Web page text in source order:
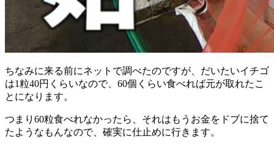
ちなみに来る前にネットで調べたのですが、だいたいイチゴ
は1粒40円くらいなので、60個くらい食べれば元が取れたこ
とになります。
つまり60粒食べれなかったら、それはもうお金をドブに捨て
たようなもんなので、確実に仕止めに行きます。